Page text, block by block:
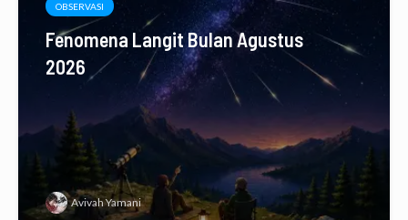
OBSERVASI
Fenomena Langit Bulan Agustus
2026
Avivah Yamani